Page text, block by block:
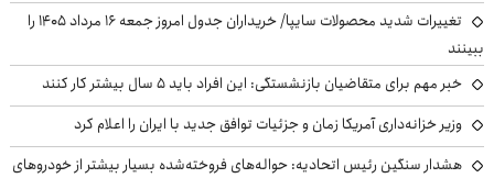
تغییرات شدید محصولات سایپا/ خریداران جدول امروز جمعه ۱۶ مرداد ۱۴۰۵ را
ببینند
خبر مهم برای متقاضیان بازنشستگی: این افراد باید ۵ سال بیشتر کار کنند
وزیر خزانه‌داری آمریکا زمان و جزئیات توافق جدید با ایران را اعلام کرد
هشدار سنگین رئیس اتحادیه: حواله‌های فروخته‌شده بسیار بیشتر از خودروهای